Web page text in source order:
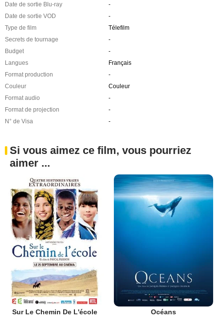
Date de sortie Blu-ray
-
Date de sortie VOD
-
Type de film
Télefilm
Secrets de tournage
-
Budget
-
Langues
Français
Format production
-
Couleur
Couleur
Format audio
-
Format de projection
-
N° de Visa
-
Si vous aimez ce film, vous pourriez
aimer ...
Sur Le Chemin De L'école Océans